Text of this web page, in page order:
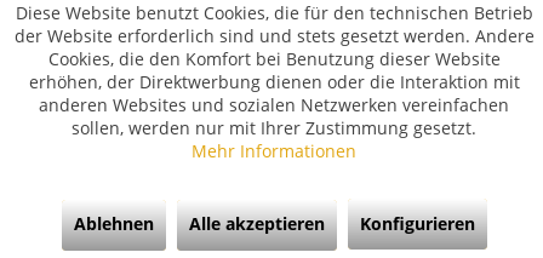
Diese Website benutzt Cookies, die für den technischen Betrieb
der Website erforderlich sind und stets gesetzt werden. Andere
Cookies, die den Komfort bei Benutzung dieser Website
erhöhen, der Direktwerbung dienen oder die Interaktion mit
anderen Websites und sozialen Netzwerken vereinfachen
sollen, werden nur mit Ihrer Zustimmung gesetzt.
Mehr Informationen
Ablehnen Alle akzeptieren Konfigurieren